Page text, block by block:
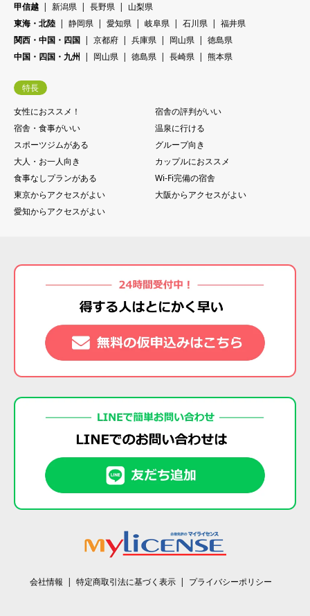
甲信越
新潟県 長野県
山梨県
東海・北陸
静岡県 愛知県 岐阜県 石川県
福井県
関西・中国・四国
京都府 兵庫県 岡山県
徳島県
中国・四国・九州
岡山県 徳島県 長崎県 熊本県
特長
女性におススメ！
宿舎の評判がいい
宿舎・食事がいい
温泉に行ける
スポーツジムがある
グループ向き
大人・お一人向き
カップルにおススメ
食事なしプランがある
Wi-Fi完備の宿舎
東京からアクセスがよい
大阪からアクセスがよい
愛知からアクセスがよい
会社情報 特定商取引法に基づく表示 プライバシーポリシー